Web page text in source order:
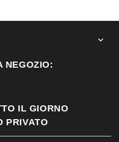

NEGOZIO:
IL GIORNO
PRIVATO